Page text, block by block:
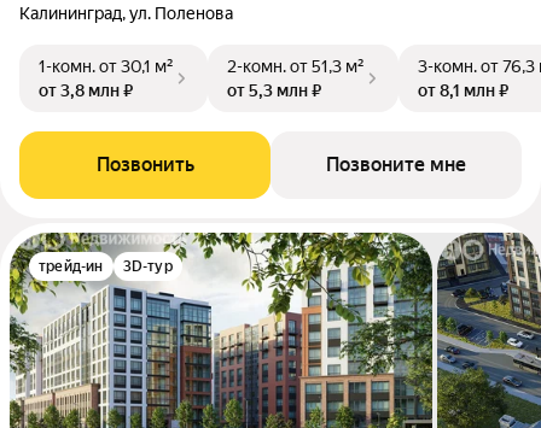
Калининград, ул. Поленова
1-комн.от 30,1 м²
от 3,8 млн ₽
2-комн.от 51,3 м²
от 5,3 млн ₽
3-комн.от 76,3
от 8,1 млн ₽
Позвонить Позвоните мне
трейд-ин 3D-тур